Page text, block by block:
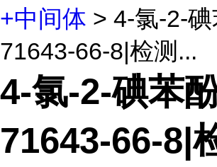
+中间体 > 4-氯-2-
71643-66-8|检测...
4-氯-2-碘苯
71643-66-8|